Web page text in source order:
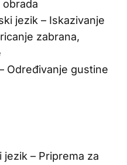
jezik – Iskazivanje
zabrana,
Određivanje gustine
– Priprema za